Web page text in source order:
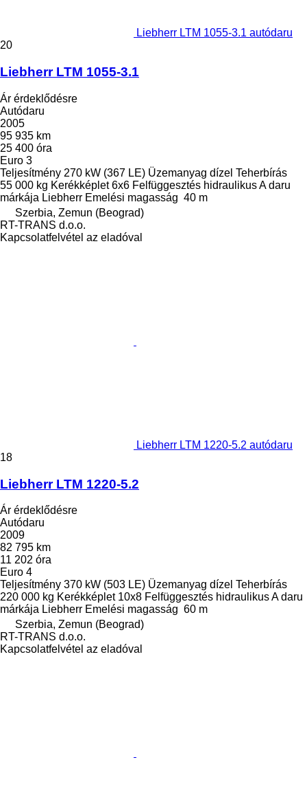
Liebherr LTM 1055-3.1 autódaru
20
Liebherr LTM 1055-3.1
Ár érdeklődésre
Autódaru
2005
95 935 km
25 400 óra
Euro 3
Teljesítmény 270 kW (367 LE) Üzemanyag dízel Teherbírás
55 000 kg Kerékképlet 6x6 Felfüggesztés hidraulikusA daru
márkája Liebherr Emelési magasság 40 m
Szerbia, Zemun (Beograd)
RT-TRANS d.o.o.
Kapcsolatfelvétel az eladóval
Liebherr LTM 1220-5.2 autódaru
18
Liebherr LTM 1220-5.2
Ár érdeklődésre
Autódaru
2009
82 795 km
11 202 óra
Euro 4
Teljesítmény 370 kW (503 LE) Üzemanyag dízel Teherbírás
220 000 kg Kerékképlet 10x8 Felfüggesztés hidraulikusA daru
márkája Liebherr Emelési magasság 60 m
Szerbia, Zemun (Beograd)
RT-TRANS d.o.o.
Kapcsolatfelvétel az eladóval